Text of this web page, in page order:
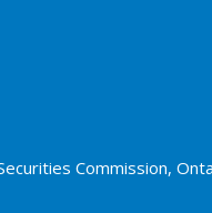
Commission,